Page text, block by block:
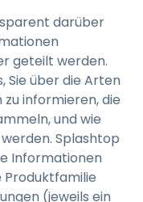
darüber
geteilt werden.
Sie über die Arten
informieren, die
und wie
Splashtop
Informationen
Produktfamilie
(jeweils ein